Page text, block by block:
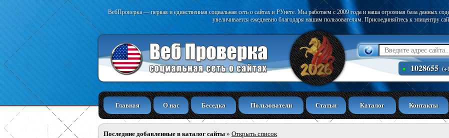
ВебПроверка — первая и единственная социальная сеть о сайтах в РУнете. Мы работаем с 2009 года и наша огромная база данных
увеличивается ежедневно благодаря нашим пользователям. Присоединяйтесь к эпицентру
1028655
Главная О нас Беседка Пользователи Статьи Каталог Контакты
Последние добавленные в каталог сайты » Открыть список